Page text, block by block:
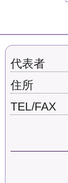
代表者
住所
TEL/FAX